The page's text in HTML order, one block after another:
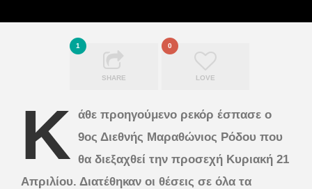
1
SHARE
0
LOVE
Κ
άθε προηγούμενο ρεκόρ έσπασε ο
9ος Διεθνής Μαραθώνιος Ρόδου που
θα διεξαχθεί την προσεχή Κυριακή 21
Απριλίου. Διατέθηκαν οι θέσεις σε όλα τα